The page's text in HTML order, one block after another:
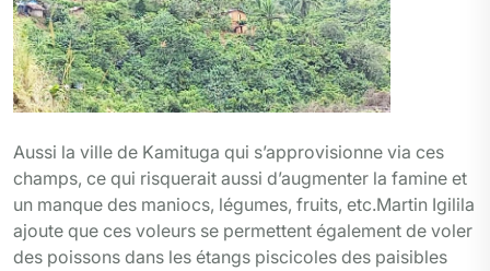
Aussi la ville de Kamituga qui s’approvisionne via ces
champs, ce qui risquerait aussi d’augmenter la famine et
un manque des maniocs, légumes, fruits, etc.Martin Igilila
ajoute que ces voleurs se permettent également de voler
des poissons dans les étangs piscicoles des paisibles